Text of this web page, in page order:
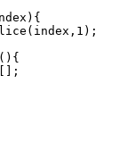
){
(index, 1 );
( ){